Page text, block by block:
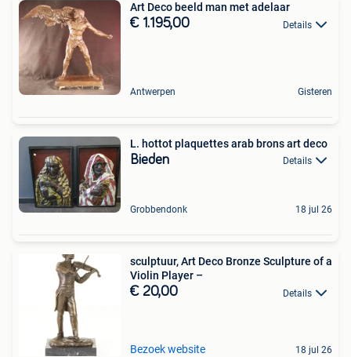
Art Deco beeld man met adelaar
€ 1.195,00 Details
Antwerpen Gisteren
L. hottot plaquettes arab brons art deco
Bieden Details
Grobbendonk 18 jul 26
sculptuur, Art Deco Bronze Sculpture of a
Violin Player –
€ 20,00 Details
Bezoek website 18 jul 26